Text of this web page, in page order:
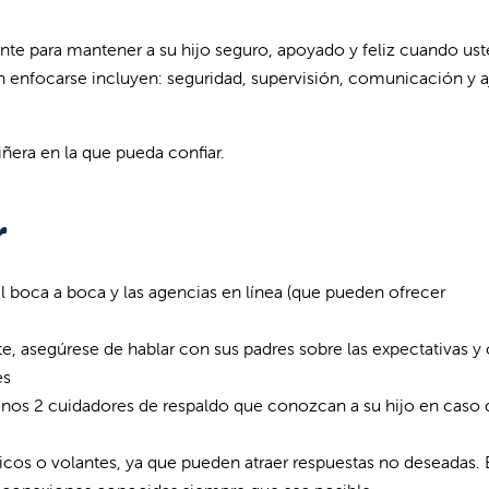
para mantener a su hijo seguro, apoyado y feliz cuando
enfocarse incluyen: seguridad, supervisión, comunicación y
en la que pueda confiar.
a boca y las agencias en línea (que pueden ofrecer
asegúrese de hablar con sus padres sobre las expectativas
2 cuidadores de respaldo que conozcan a su hijo en caso
o volantes, ya que pueden atraer respuestas no deseadas.